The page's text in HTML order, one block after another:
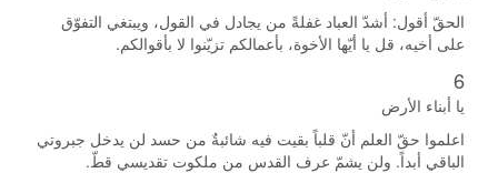
الحقّ أقول: أشدّ العباد غفلةً من يجادل في القول، ويبتغي التفوّق
على أخيه، قل يا أيّها الأخوة، بأعمالكم تزيّنوا لا بأقوالكم.
6
يا أبناء الأرض
اعلموا حقّ العلم أنّ قلباً بقيت فيه شائبةٌ من حسد لن يدخل جبروتي
الباقي أبداً. ولن يشمّ عرف القدس من ملكوت تقديسي قطّ.